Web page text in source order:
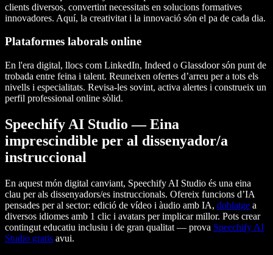
clients diversos, convertint necessitats en solucions formatives
innovadores. Aquí, la creativitat i la innovació són el pa de cada dia.
Plataformes laborals online
En l'era digital, llocs com LinkedIn, Indeed o Glassdoor són punt de
trobada entre feina i talent. Reuneixen ofertes d’arreu per a tots els
nivells i especialitats. Revisa-les sovint, activa alertes i construeix un
perfil professional online sòlid.
Speechify AI Studio — Eina
imprescindible per al dissenyador/a
instruccional
En aquest món digital canviant, Speechify AI Studio és una eina
clau per als dissenyadors/es instruccionals. Ofereix funcions d’IA
pensades per al sector: edició de vídeo i àudio amb IA, doblatge a
diversos idiomes amb 1 clic i avatars per implicar millor. Pots crear
contingut educatiu inclusiu i de gran qualitat — prova Speechify AI
Studio gratis avui.